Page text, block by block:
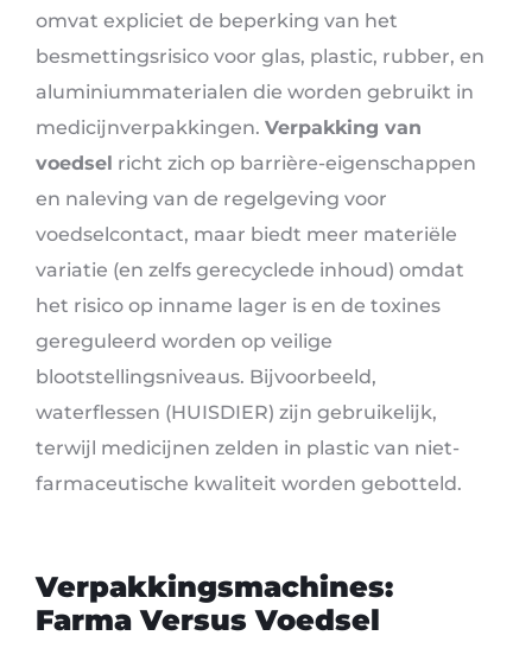
omvat expliciet de beperking van het
besmettingsrisico voor glas, plastic, rubber, en
aluminiummaterialen die worden gebruikt in
medicijnverpakkingen. Verpakking van
voedsel richt zich op barrière-eigenschappen
en naleving van de regelgeving voor
voedselcontact, maar biedt meer materiële
variatie (en zelfs gerecyclede inhoud) omdat
het risico op inname lager is en de toxines
gereguleerd worden op veilige
blootstellingsniveaus. Bijvoorbeeld,
waterflessen (HUISDIER) zijn gebruikelijk,
terwijl medicijnen zelden in plastic van niet-
farmaceutische kwaliteit worden gebotteld.
Verpakkingsmachines:
Farma Versus Voedsel